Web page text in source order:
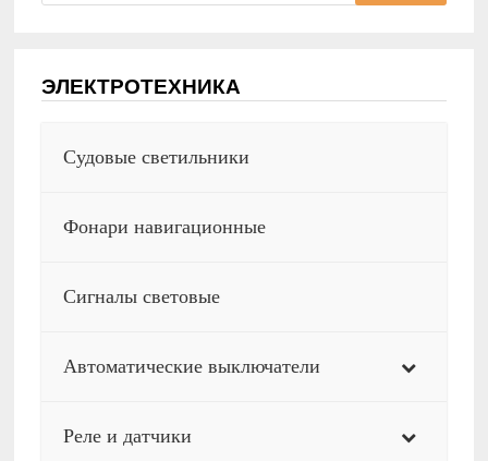
ЭЛЕКТРОТЕХНИКА
Судовые светильники
Фонари навигационные
Сигналы световые
Автоматические выключатели
Реле и датчики